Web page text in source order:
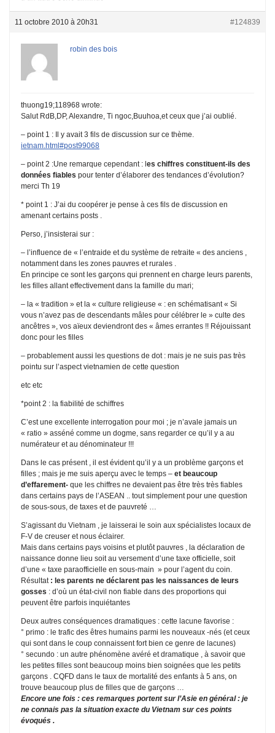
11 octobre 2010 à 20h31 #124839
robin des bois
thuong19;118968 wrote:
Salut RdB,DP, Alexandre, Ti ngoc,Buuhoa,et ceux que j’ai oublié.
– point 1 : Il y avait 3 fils de discussion sur ce thème.
ietnam.html#post99068
– point 2 :Une remarque cependant : l es chiffres constituent-ils des
données fiables pour tenter d’élaborer des tendances d’évolution?
merci Th 19
* point 1 : J’ai du coopérer je pense à ces fils de discussion en
amenant certains posts .
Perso, j’insisterai sur :
– l’influence de « l’entraide et du système de retraite « des anciens ,
notamment dans les zones pauvres et rurales .
En principe ce sont les garçons qui prennent en charge leurs parents,
les filles allant effectivement dans la famille du mari;
– la « tradition » et la « culture religieuse « : en schématisant « Si
vous n’avez pas de descendants mâles pour célébrer le » culte des
ancêtres », vos aïeux deviendront des « âmes errantes !! Réjouissant
donc pour les filles
– probablement aussi les questions de dot : mais je ne suis pas très
pointu sur l’aspect vietnamien de cette question
etc etc
*point 2 : la fiabilité de schiffres
C’est une excellente interrogation pour moi ; je n’avale jamais un
« ratio » asséné comme un dogme, sans regarder ce qu’il y a au
numérateur et au dénominateur !!!
Dans le cas présent , il est évident qu’il y a un problème garçons et
filles ; mais je me suis aperçu avec le temps – et beaucoup
d’effarement- que les chiffres ne devaient pas être très très fiables
dans certains pays de l’ASEAN .. tout simplement pour une question
de sous-sous, de taxes et de pauvreté …
S’agissant du Vietnam , je laisserai le soin aux spécialistes locaux de
F-V de creuser et nous éclairer.
Mais dans certains pays voisins et plutôt pauvres , la déclaration de
naissance donne lieu soit au versement d’une taxe officielle, soit
d’une « taxe paraofficielle en sous-main » pour l’agent du coin.
Résultat : les parents ne déclarent pas les naissances de leurs
gosses : d’où un état-civil non fiable dans des proportions qui
peuvent être parfois inquiétantes
Deux autres conséquences dramatiques : cette lacune favorise :
° primo : le trafic des êtres humains parmi les nouveaux -nés (et ceux
qui sont dans le coup connaissent fort bien ce genre de lacunes)
° secundo : un autre phénomène avéré et dramatique , à savoir que
les petites filles sont beaucoup moins bien soignées que les petits
garçons . CQFD dans le taux de mortalité des enfants à 5 ans, on
trouve beaucoup plus de filles que de garçons …
Encore une fois : ces remarques portent sur l’Asie en général : je
ne connais pas la situation exacte du Vietnam sur ces points
évoqués .